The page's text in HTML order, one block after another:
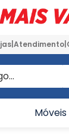
Atendimento
Móveis